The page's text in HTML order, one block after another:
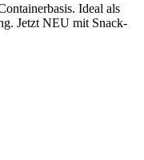
Ideal als
Jetzt NEU mit Snack-